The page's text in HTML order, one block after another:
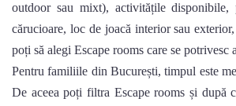
outdoor sau mixt), activitățile disponibile,
cărucioare, loc de joacă interior sau
poți să alegi Escape rooms care se
Pentru familiile din București, timpul este
De aceea poți filtra Escape rooms și după